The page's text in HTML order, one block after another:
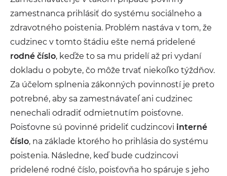
zamestnanca prihlásiť do systému sociálneho a
zdravotného poistenia. Problém nastáva v tom, že
cudzinec v tomto štádiu ešte nemá pridelené
rodné číslo, keďže to sa mu pridelí až pri vydaní
dokladu o pobyte, čo môže trvať niekoľko týždňov.
Za účelom splnenia zákonných povinností je preto
potrebné, aby sa zamestnávateľ ani cudzinec
nenechali odradiť odmietnutím poisťovne.
Poisťovne sú povinné prideliť cudzincovi interné
číslo, na základe ktorého ho prihlásia do systému
poistenia. Následne, keď bude cudzincovi
pridelené rodné číslo, poisťovňa ho spáruje s jeho